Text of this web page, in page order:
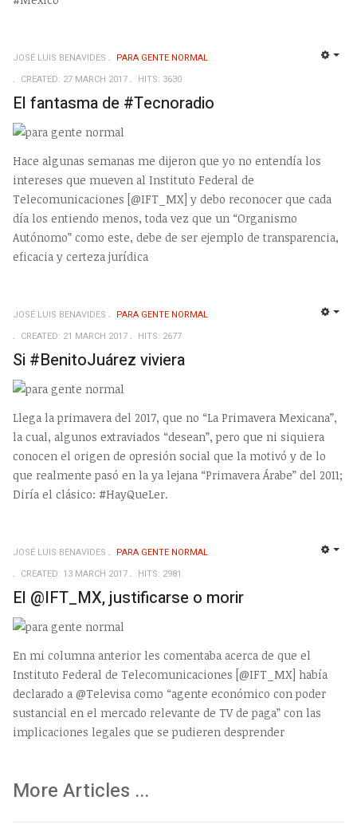
JOSÉ LUIS BENAVIDES
PARA GENTE NORMAL
CREATED: 27 MARCH 2017
HITS: 3630
El fantasma de #Tecnoradio
Hace algunas semanas me dijeron que yo no entendía los
intereses que mueven al Instituto Federal de
Telecomunicaciones [@IFT_MX] y debo reconocer que cada
día los entiendo menos, toda vez que un “Organismo
Autónomo” como este, debe de ser ejemplo de transparencia,
eficacia y certeza jurídica
JOSÉ LUIS BENAVIDES
PARA GENTE NORMAL
CREATED: 21 MARCH 2017
HITS: 2677
Si #BenitoJuárez viviera
Llega la primavera del 2017, que no “La Primavera Mexicana”,
la cual, algunos extraviados “desean”, pero que ni siquiera
conocen el origen de opresión social que la motivó y de lo
que realmente pasó en la ya lejana “Primavera Árabe” del 2011;
Diría el clásico: #HayQueLer.
JOSÉ LUIS BENAVIDES
PARA GENTE NORMAL
CREATED: 13 MARCH 2017
HITS: 2981
El @IFT_MX, justificarse o morir
En mi columna anterior les comentaba acerca de que el
Instituto Federal de Telecomunicaciones [@IFT_MX] había
declarado a @Televisa como “agente económico con poder
sustancial en el mercado relevante de TV de paga” con las
implicaciones legales que se pudieren desprender
More Articles ...